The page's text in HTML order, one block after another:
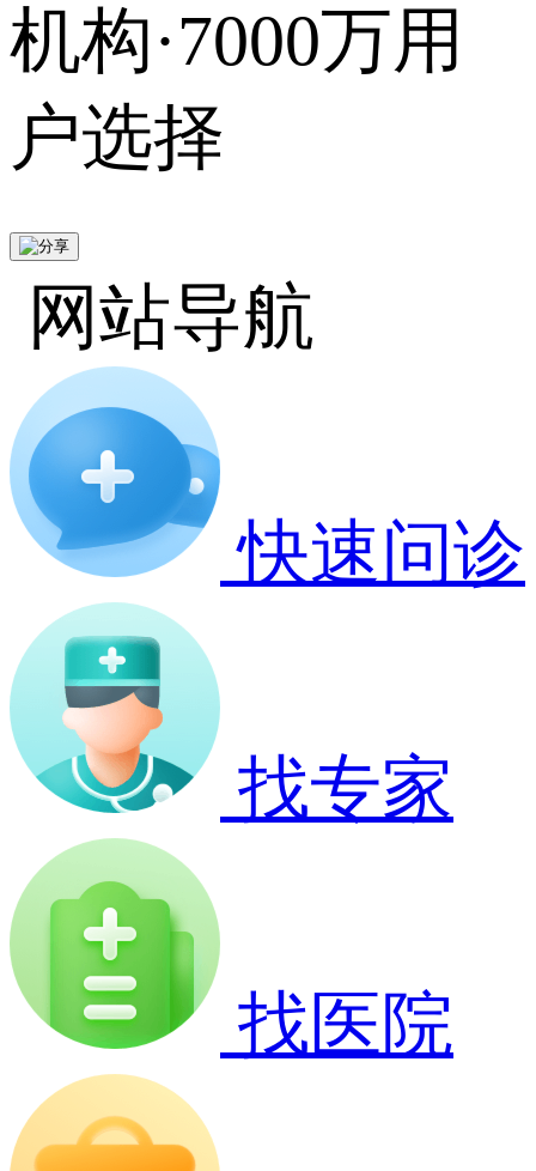
机构·7000万用
户选择
网站导航
快速问诊
找专家
找医院